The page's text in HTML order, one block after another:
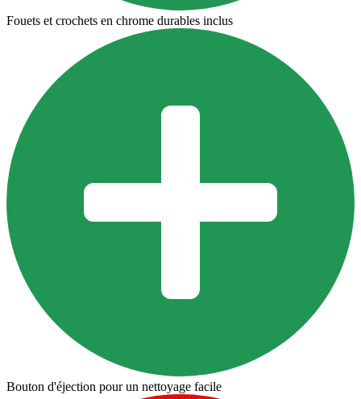
Fouets et crochets en chrome durables inclus
Bouton d'éjection pour un nettoyage facile